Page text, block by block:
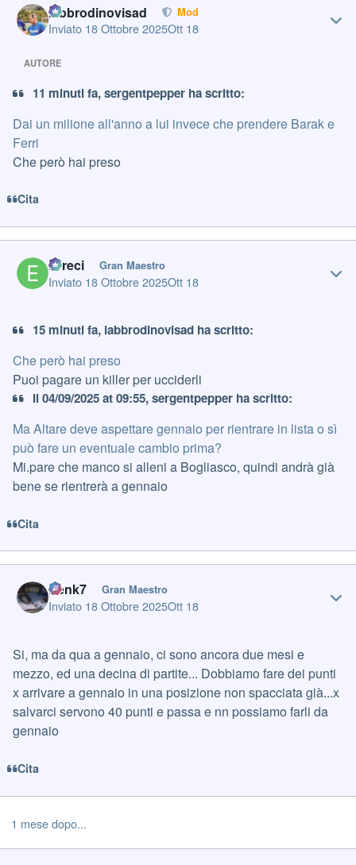
labbrodinovisad Mod
Inviato 18 Ottobre 2025Ott 18
AUTORE
11 minuti fa, sergentpepper ha scritto:
Dai un milione all'anno a lui invece che prendere Barak e
Ferri
Che però hai preso
Cita
Erreci Gran Maestro
Inviato 18 Ottobre 2025Ott 18
15 minuti fa, labbrodinovisad ha scritto:
Che però hai preso
Puoi pagare un killer per ucciderli
Il 04/09/2025 at 09:55, sergentpepper ha scritto:
Ma Altare deve aspettare gennaio per rientrare in lista o sì
può fare un eventuale cambio prima?
Mi.pare che manco si alleni a Bogliasco, quindi andrà già
bene se rientrerà a gennaio
Cita
frenk7 Gran Maestro
Inviato 18 Ottobre 2025Ott 18
Si, ma da qua a gennaio, ci sono ancora due mesi e
mezzo, ed una decina di partite... Dobbiamo fare dei punti
x arrivare a gennaio in una posizione non spacciata già...x
salvarci servono 40 punti e passa e nn possiamo farli da
gennaio
Cita
1 mese dopo...